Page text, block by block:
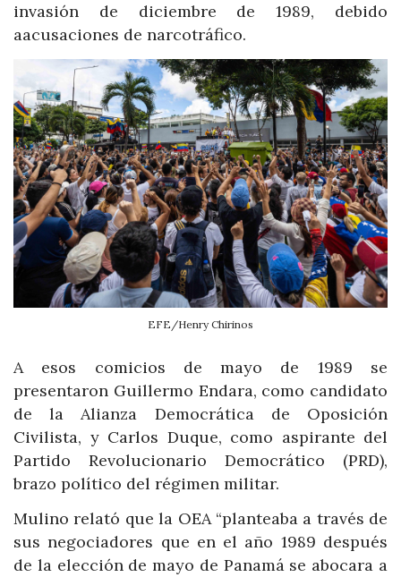
invasión de diciembre de 1989, debido
aacusaciones de narcotráfico.
EFE/Henry Chirinos
A esos comicios de mayo de 1989 se
presentaron Guillermo Endara, como candidato
de la Alianza Democrática de Oposición
Civilista, y Carlos Duque, como aspirante del
Partido Revolucionario Democrático (PRD),
brazo político del régimen militar.
Mulino relató que la OEA “planteaba a través de
sus negociadores que en el año 1989 después
de la elección de mayo de Panamá se abocara a